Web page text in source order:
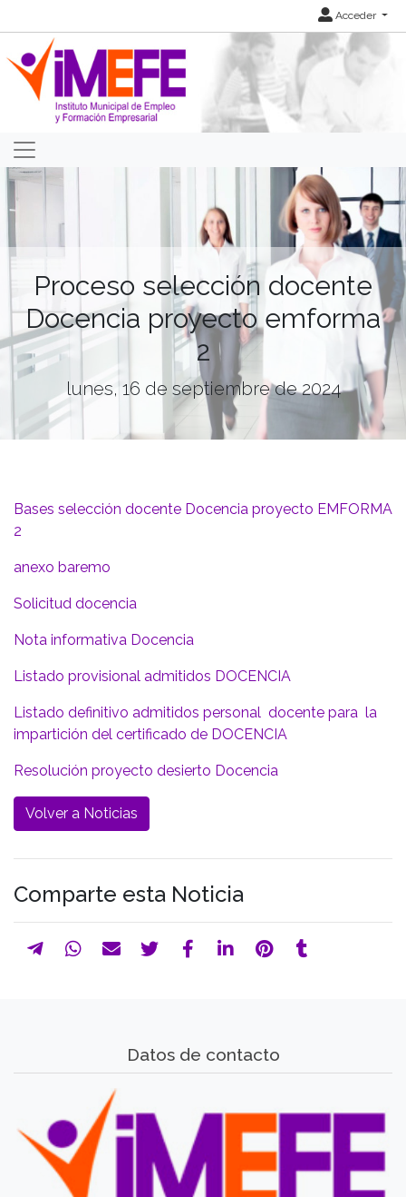
Acceder
Proceso selección docente
Docencia proyecto emforma
2
lunes, 16 de septiembre de 2024
Bases selección docente Docencia proyecto EMFORMA
2
anexo baremo
Solicitud docencia
Nota informativa Docencia
Listado provisional admitidos DOCENCIA
Listado definitivo admitidos personal docente para la
impartición del certificado de DOCENCIA
Resolución proyecto desierto Docencia
Volver a Noticias
Comparte esta Noticia
Datos de contacto